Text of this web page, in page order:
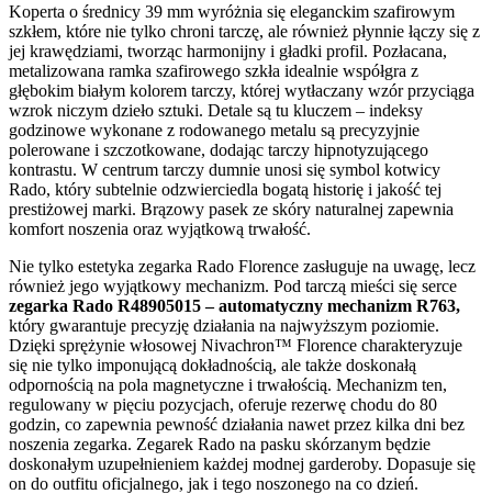
Koperta o średnicy 39 mm wyróżnia się eleganckim szafirowym
szkłem, które nie tylko chroni tarczę, ale również płynnie łączy się z
jej krawędziami, tworząc harmonijny i gładki profil. Pozłacana,
metalizowana ramka szafirowego szkła idealnie współgra z
głębokim białym kolorem tarczy, której wytłaczany wzór przyciąga
wzrok niczym dzieło sztuki. Detale są tu kluczem – indeksy
godzinowe wykonane z rodowanego metalu są precyzyjnie
polerowane i szczotkowane, dodając tarczy hipnotyzującego
kontrastu. W centrum tarczy dumnie unosi się symbol kotwicy
Rado, który subtelnie odzwierciedla bogatą historię i jakość tej
prestiżowej marki. Brązowy pasek ze skóry naturalnej zapewnia
komfort noszenia oraz wyjątkową trwałość.
Nie tylko estetyka zegarka Rado Florence zasługuje na uwagę, lecz
również jego wyjątkowy mechanizm. Pod tarczą mieści się serce
zegarka Rado R48905015 – automatyczny mechanizm R763,
który gwarantuje precyzję działania na najwyższym poziomie.
Dzięki sprężynie włosowej Nivachron™ Florence charakteryzuje
się nie tylko imponującą dokładnością, ale także doskonałą
odpornością na pola magnetyczne i trwałością. Mechanizm ten,
regulowany w pięciu pozycjach, oferuje rezerwę chodu do 80
godzin, co zapewnia pewność działania nawet przez kilka dni bez
noszenia zegarka. Zegarek Rado na pasku skórzanym będzie
doskonałym uzupełnieniem każdej modnej garderoby. Dopasuje się
on do outfitu oficjalnego, jak i tego noszonego na co dzień.